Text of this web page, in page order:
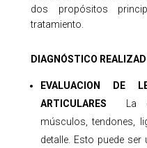
dos propósitos
tratamiento.
DIAGNÓSTICO
EVALUACION DE
ARTICULARES
La
músculos, tendones,
detalle. Esto puede